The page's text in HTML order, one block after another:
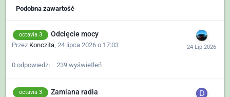
Podobna zawartość
octavia 3 Odcięcie mocy
Przez Konczita 24 lipca 2026 o 17:03
0 odpowiedzi 239 wyświetleń
octavia 3 Zamiana radia